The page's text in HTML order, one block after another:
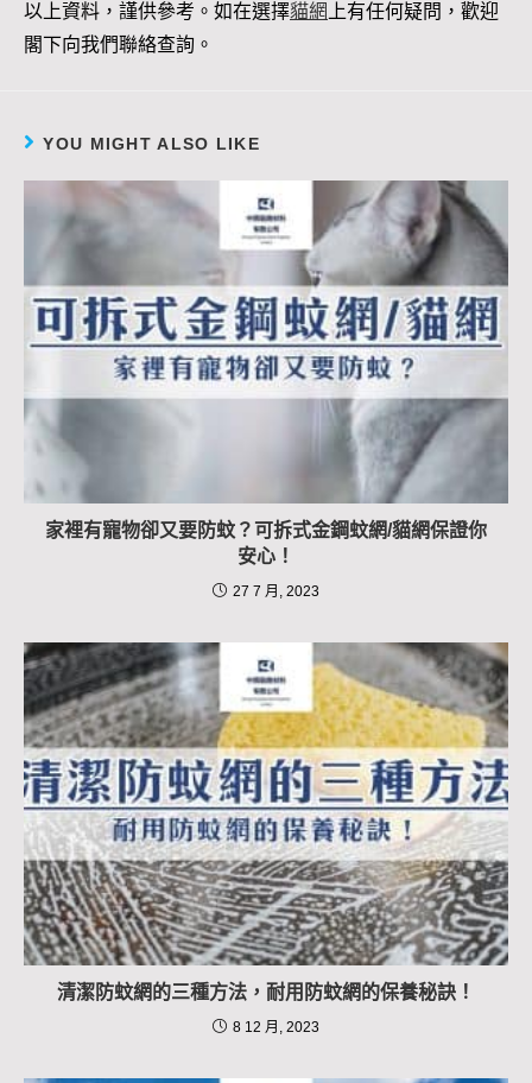
以上資料，謹供參考。如在選擇貓網 上有任何疑問，歡迎
閣下向我們聯絡查詢。
YOU MIGHT ALSO LIKE
家裡有寵物卻又要防蚊？可拆式金鋼蚊網/貓網保證你
安心！
27 7 月, 2023
清潔防蚊網的三種方法，耐用防蚊網的保養秘訣！
8 12 月, 2023